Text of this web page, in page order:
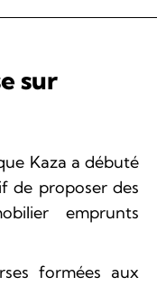
sur
Kaza a débuté
de proposer des
emprunts
formées aux